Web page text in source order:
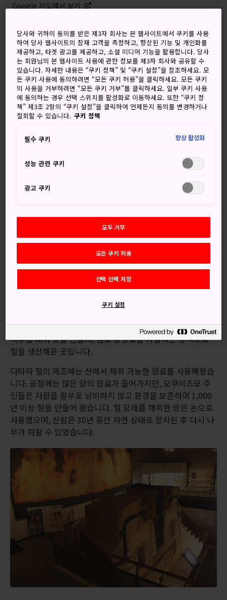
Google 지도에서 보기
키워드 지도
일본도 제작 방법을 알아보고 전시
된 검 컬렉션 구경하기
정통 일본도는 '다타라'라고 알려진 전통적인 주조법으로만 생
역은 수 세기 동안 일본 전역의 도검 제작자들에게 다마하가네
희귀한 재료를 생산하는 유일한 곳입니다.
일본의 전통 공예로 발전한 도검 제작을 소개합니다.
오시는 길
JR 기스키선 이즈모 요코타역에서 도보 15분 거리에 있습니
지구가 내린 축복의 순환
오쿠이즈모는 고대로부터 고원에서 철모래를 채취하고, 산의
나무를 태워 숯을 만들며, 점토 용광로를 가열하는 방식으로
철을 생산해온 곳입니다.
다타라 철의 제조에는 산에서 채취 가능한 원료를 사용해왔습
니다. 공정에는 많은 양의 원료가 들어가지만, 오쿠이즈모 주
민들은 자원을 함부로 낭비하지 않고 환경을 보존하며 1,000
년 이상 철을 만들어 왔습니다. 철 모래를 채취한 땅은 논으로
사용했으며, 산림은 30년 동안 자연 상태로 방치된 후 다시 나
무가 자랄 수 있었습니다.
당사와 귀하의 동의를 받은 제3자 회사는 본 웹사이트에서 쿠키를 사용
하여 당사 웹사이트의 잠재 고객을 측정하고, 향상된 기능 및 개인화를
제공하고, 타겟 광고를 제공하고, 소셜 미디어 기능을 활용합니다. 당사
는 회원님의 본 웹사이트 사용에 관한 정보를 제3자 회사와 공유할 수
있습니다. 자세한 내용은 “쿠키 정책” 및 “쿠키 설정”을 참조하세요. 모
든 쿠키 사용에 동의하려면 “모든 쿠키 허용”을 클릭하세요. 모든 쿠키
의 사용을 거부하려면 “모든 쿠키 거부”를 클릭하세요. 일부 쿠키 사용
에 동의하는 경우 선택 스위치를 활성화로 이동하세요. 또한 “쿠키 정
책” 제3조 2항의 “쿠키 설정”을 클릭하여 언제든지 동의를 변경하거나
철회할 수 있습니다. 쿠키 정책
필수 쿠키 항상 활성화
성능 관련 쿠키
광고 쿠키
모두 거부
모든 쿠키 허용
선택 선택 저장
쿠키 설정